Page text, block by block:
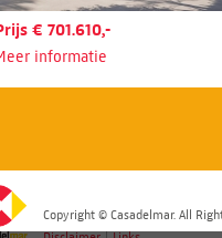
€ 701.610,-
informatie
Copyright © Casadelmar. All